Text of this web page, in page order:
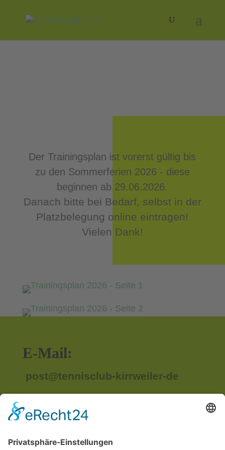
Der Trainingsplan ist vorerst gültig bis
zu den Sommerferien 2026 - diese
beginnen ab 29.06.2026.
Danach bitte bei Bedarf, selbst in der
Platzbelegung online eintragen!
Vielen Dank!
E-Mail:
post@tennisclub-kirrweiler-de